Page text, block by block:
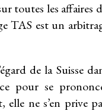
toutes les affaires
TAS est un
de la Suisse
pour se
ne s’en prive